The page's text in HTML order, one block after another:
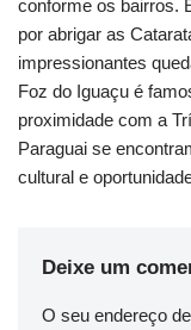
conforme os bairros.
por abrigar as
impressionantes
Foz do Iguaçu é
proximidade com a
Paraguai se
cultural e
Deixe um
O seu endereço